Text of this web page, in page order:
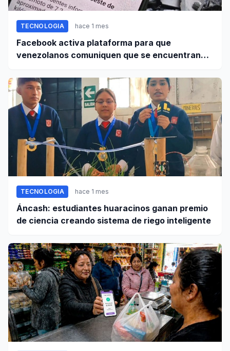
TECNOLOGIA hace 1 mes
Facebook activa plataforma para que
venezolanos comuniquen que se encuentran
TECNOLOGIA hace 1 mes
Áncash: estudiantes huaracinos ganan premio
de ciencia creando sistema de riego inteligente